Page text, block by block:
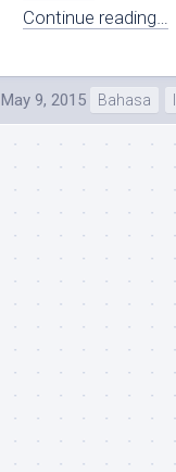
Continue reading…
May 9, 2015 Bahasa